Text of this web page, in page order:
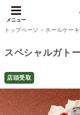
メニュー
トップページ > ホールケーキ
スペシャルガト
店頭受取